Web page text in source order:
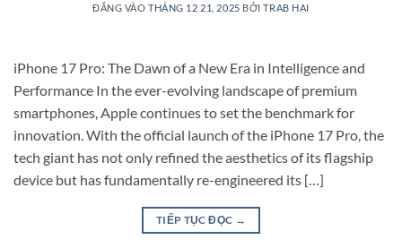
ĐĂNG VÀOTHÁNG 12 21, 2025 BỞITRAB HAI
iPhone 17 Pro: The Dawn of a New Era in Intelligence and
Performance In the ever-evolving landscape of premium
smartphones, Apple continues to set the benchmark for
innovation. With the official launch of the iPhone 17 Pro, the
tech giant has not only refined the aesthetics of its flagship
device but has fundamentally re-engineered its […]
TIẾP TỤC ĐỌC →